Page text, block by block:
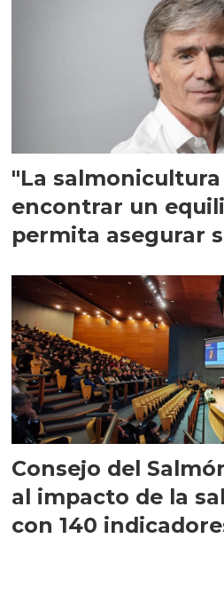
"La
encontrar un
permita asegurar
Consejo del
al impacto de la
con 140